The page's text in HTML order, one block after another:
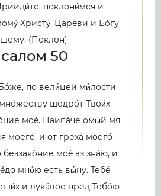
поклони́мся и
Христу́, Царéви и Бóгу
(Поклон)
50
по вели́цей ми́лости
щедрóт Твои́х
моé. Наипáче омы́й мя
моегó, и от грехá моегó
беззакóние моé аз знáю, и
мно́ю есть вы́ну. Тебé
и лукáвое пред Тобóю